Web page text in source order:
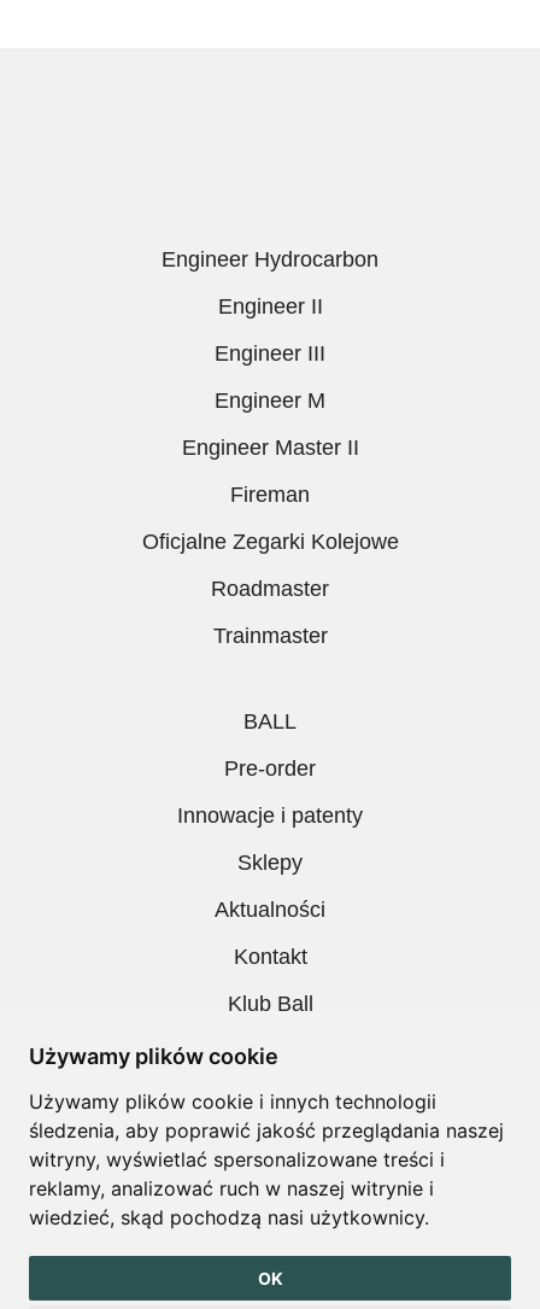
Używamy plików cookie
Używamy plików cookie i innych technologii
śledzenia, aby poprawić jakość przeglądania naszej
witryny, wyświetlać spersonalizowane treści i
reklamy, analizować ruch w naszej witrynie i
wiedzieć, skąd pochodzą nasi użytkownicy.
OK
Engineer Hydrocarbon
Engineer II
Engineer III
Engineer M
Engineer Master II
Fireman
Oficjalne Zegarki Kolejowe
Roadmaster
Trainmaster
BALL
Pre-order
Innowacje i patenty
Sklepy
Aktualności
Kontakt
Klub Ball
Pobieranie
Polityka prywatności
Regulamin